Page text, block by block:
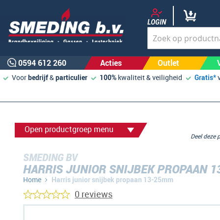
LOGIN
0594 612 260 Acties Outlet
Voorbedrijf&particulier 100% kwaliteit & veiligheid Gratis*
Open productgroep menu
SMEDING BV
HARRIS JUNIOR SNIJBEK PROPAAN
Home Harris junior snijbek propaan 13-25mm
Deel
0 reviews
Ga